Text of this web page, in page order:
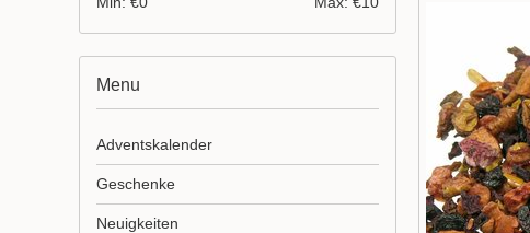
Menu
Adventskalender
Geschenke
Neuigkeiten